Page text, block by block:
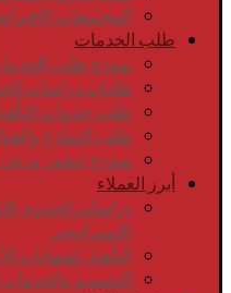
المجتمعات
طلب الخدمات
نموذج طلب
طلبات دراسات
طلب خدمات
طلب النماذج
نموذج حضور
أبرز العملاء
دراسات الجدوى
الاستراتيجي
التأهيل لشهادات
التصميم